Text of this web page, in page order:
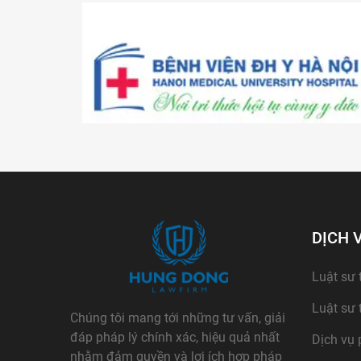
Chúng tôi mang tới những tư vấn, giải
đáp pháp lý chính xác, hiệu quả nhất
nhằm đảm quyền và lợi ích hợp pháp
DỊCH
Luật sư
Luật sư
Dịch vụ